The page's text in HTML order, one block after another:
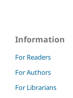
Information
For Readers
For Authors
For Librarians